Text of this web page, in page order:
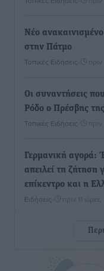
Νέο
στην Πάτμο
Τοπικές Ειδήσεις πριν
Οι συναντήσεις
Ρόδο ο Πρέσβης
Τοπικές Ειδήσεις πριν
Γερμανική αγορά:
απειλεί τη ζήτηση
επίκεντρο και η
Ειδήσεις πριν 11 ώρες
Νέο ξενοδοχείο
στην Κω